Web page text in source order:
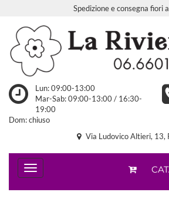
Spedizione e consegna fiori
Lun: 09:00-13:00
Mar-Sab: 09:00-13:00 / 16:30-
19:00
Dom: chiuso
Via Ludovico Altieri, 13,